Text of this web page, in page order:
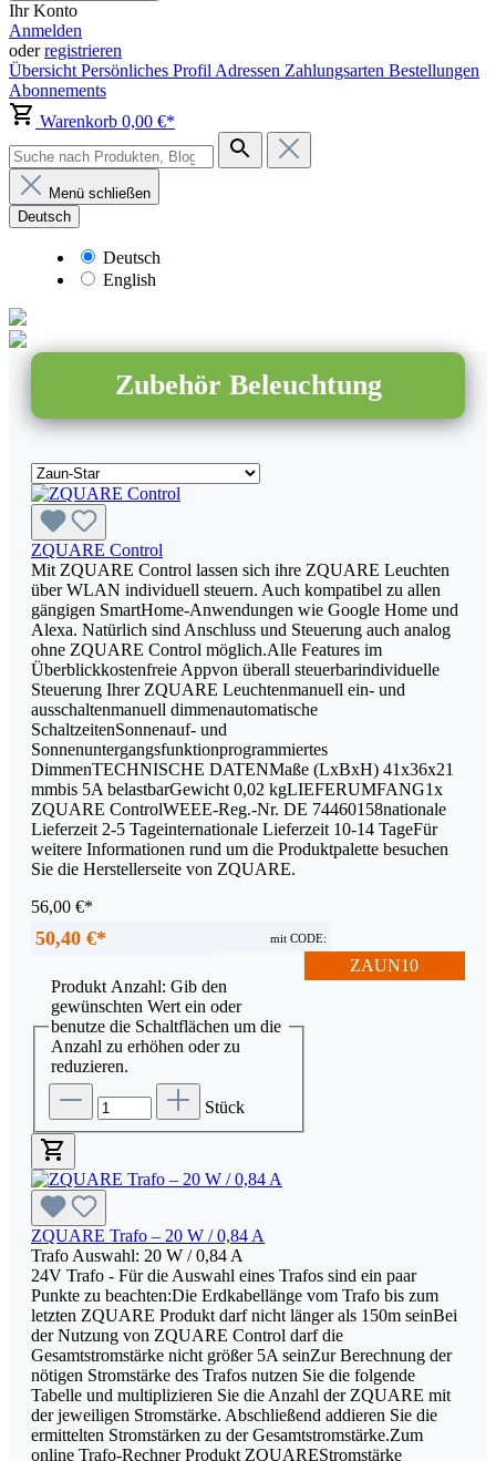
Ihr Konto
Anmelden
oderregistrieren
Übersicht Persönliches Profil Adressen Zahlungsarten Bestellungen
Abonnements
Warenkorb 0,00 €*
Menü schließen
Deutsch
Deutsch
English
Zubehör Beleuchtung
ZQUARE Control
Mit ZQUARE Control lassen sich ihre ZQUARE Leuchten
über WLAN individuell steuern. Auch kompatibel zu allen
gängigen SmartHome-Anwendungen wie Google Home und
Alexa. Natürlich sind Anschluss und Steuerung auch analog
ohne ZQUARE Control möglich.Alle Features im
Überblickkostenfreie Appvon überall steuerbarindividuelle
Steuerung Ihrer ZQUARE Leuchtenmanuell ein- und
ausschaltenmanuell dimmenautomatische
SchaltzeitenSonnenauf- und
Sonnenuntergangsfunktionprogrammiertes
DimmenTECHNISCHE DATENMaße (LxBxH) 41x36x21
mmbis 5A belastbarGewicht 0,02 kgLIEFERUMFANG1x
ZQUARE ControlWEEE-Reg.-Nr. DE 74460158nationale
Lieferzeit 2-5 Tageinternationale Lieferzeit 10-14 TageFür
weitere Informationen rund um die Produktpalette besuchen
Sie die Herstellerseite von ZQUARE.
56,00 €*
50,40 €* mit CODE:
ZAUN10
Produkt Anzahl: Gib den
gewünschten Wert ein oder
benutze die Schaltflächen um die
Anzahl zu erhöhen oder zu
reduzieren.
Stück
ZQUARE Trafo – 20 W / 0,84 A
Trafo Auswahl: 20 W / 0,84 A
24V Trafo - Für die Auswahl eines Trafos sind ein paar
Punkte zu beachten:Die Erdkabellänge vom Trafo bis zum
letzten ZQUARE Produkt darf nicht länger als 150m seinBei
der Nutzung von ZQUARE Control darf die
Gesamtstromstärke nicht größer 5A seinZur Berechnung der
nötigen Stromstärke des Trafos nutzen Sie die folgende
Tabelle und multiplizieren Sie die Anzahl der ZQUARE mit
der jeweiligen Stromstärke. Abschließend addieren Sie die
ermittelten Stromstärken zu der Gesamtstromstärke.Zum
online Trafo-Rechner Produkt ZQUAREStromstärke